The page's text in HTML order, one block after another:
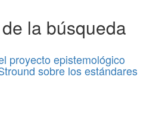
la búsqueda
proyecto epistemológico
sobre los estándares